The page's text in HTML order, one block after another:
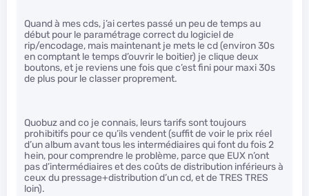
Quand à mes cds, j’ai certes passé un peu de temps au
début pour le paramétrage correct du logiciel de
rip/encodage, mais maintenant je mets le cd (environ 30s
en comptant le temps d’ouvrir le boitier) je clique deux
boutons, et je reviens une fois que c’est fini pour maxi 30s
de plus pour le classer proprement.
Quobuz and co je connais, leurs tarifs sont toujours
prohibitifs pour ce qu’ils vendent (suffit de voir le prix réel
d’un album avant tous les intermédiaires qui font du fois 2
hein, pour comprendre le problème, parce que EUX n’ont
pas d’intermédiaires et des coûts de distribution inférieurs à
ceux du pressage+distribution d’un cd, et de TRES TRES
loin).